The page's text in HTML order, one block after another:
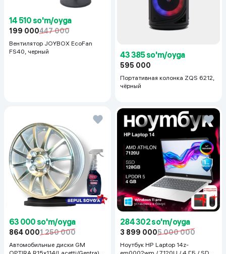
14 510 so'm/oyga
199 000447 000
Вентилятор JOYBOX EcoFan
FS40, черный
43 385 so'm/oyga
595 000
Портативная колонка ZQS 6212,
чёрный
63 000 so'm/oyga
864 0001 250 000
Автомобильные диски GM
284 302 so'm/oyga
3 899 0005 000 000
Ноутбук HP Laptop 14z-